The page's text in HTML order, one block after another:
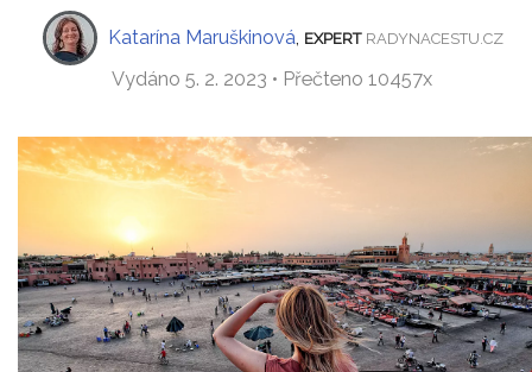
Katarína Maruškinová EXPERT RADYNACESTU.CZ
Vydáno 5. 2. 2023 • Přečteno 10457x